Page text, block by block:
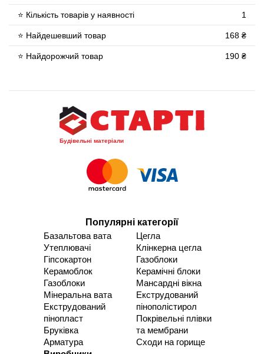
⭐ Кількість товарів у наявності 1
⭐ Найдешевший товар 168 ₴
⭐ Найдорожчий товар 190 ₴
Будівельні матеріали
Популярні категорії
Базальтова вата
Утеплювачі
Гіпсокартон
Керамоблок
Газоблоки
Мінеральна вата
Екструдований
пінопласт
Бруківка
Арматура
Цегла
Клінкерна цегла
Газоблоки
Керамічні блоки
Мансардні вікна
Екструдований
пінополістирол
Покрівельні плівки
та мембрани
Сходи на горище